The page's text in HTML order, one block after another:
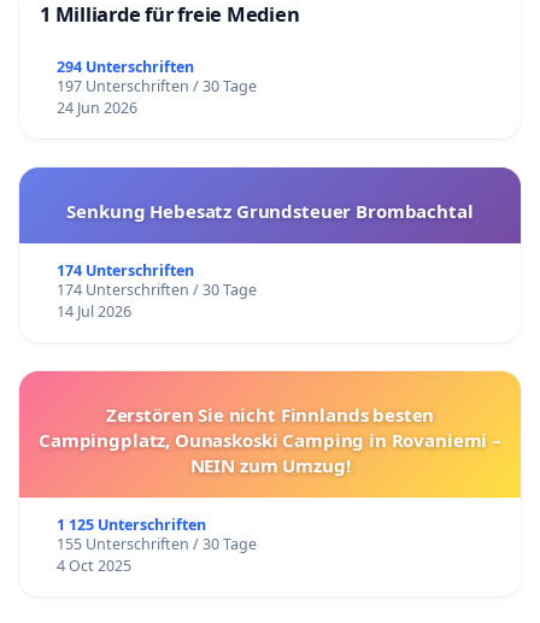
1 Milliarde für freie Medien
294 Unterschriften
197 Unterschriften / 30 Tage
24 Jun 2026
Senkung Hebesatz Grundsteuer Brombachtal
174 Unterschriften
174 Unterschriften / 30 Tage
14 Jul 2026
Zerstören Sie nicht Finnlands besten
Campingplatz, Ounaskoski Camping in Rovaniemi –
NEIN zum Umzug!
1 125 Unterschriften
155 Unterschriften / 30 Tage
4 Oct 2025